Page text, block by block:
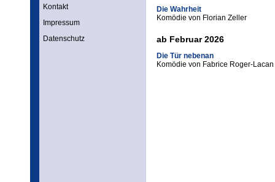
Kontakt
Impressum
Datenschutz
Die Wahrheit
Komödie von Florian Zeller
ab Februar 2026
Die Tür nebenan
Komödie von Fabrice Roger-Lacan